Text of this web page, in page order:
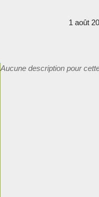
1 août
Aucune description pour